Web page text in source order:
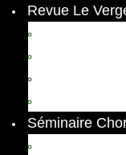
Revue Le
Séminaire